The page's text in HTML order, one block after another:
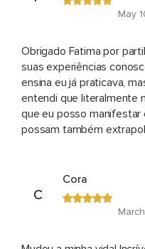
May
Obrigado Fatima por
suas experiências
ensina eu já praticava,
entendi que literalmente
que eu posso manifestar
possam também
C
Cora